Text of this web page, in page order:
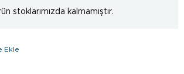
stoklarımızda kalmamıştır.
Ekle